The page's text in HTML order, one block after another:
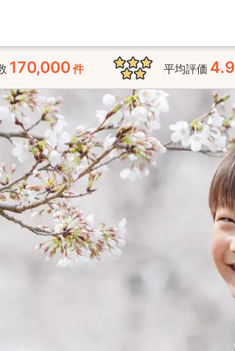
170,000件 平均評価 4.9